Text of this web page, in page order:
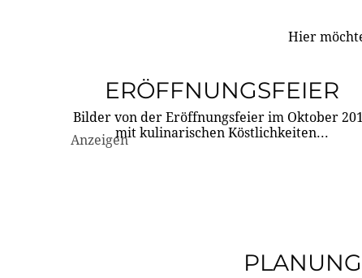
Hier
ERÖFFNUNGSFEIER
Bilder von der Eröffnungsfeier im Oktober
mit kulinarischen Köstlichkeiten...
Anzeigen
PLANUNG